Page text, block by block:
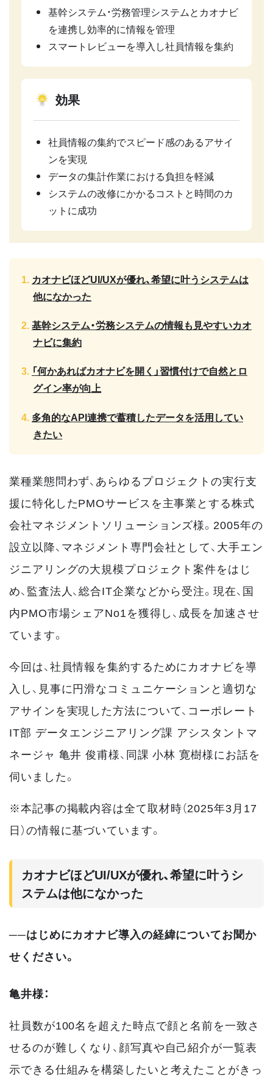
基幹システム・労務管理システムとカオナビ
を連携し効率的に情報を管理
スマートレビューを導入し社員情報を集約
効果
社員情報の集約でスピード感のあるアサイ
ンを実現
データの集計作業における負担を軽減
システムの改修にかかるコストと時間のカ
ットに成功
カオナビほどUI/UXが優れ、希望に叶うシステムは
他になかった
基幹システム・労務システムの情報も見やすいカオ
ナビに集約
「何かあればカオナビを開く」習慣付けで自然とロ
グイン率が向上
多角的なAPI連携で蓄積したデータを活用してい
きたい
業種業態問わず、あらゆるプロジェクトの実行支
援に特化したPMOサービスを主事業とする株式
会社マネジメントソリューションズ様。2005年の
設立以降、マネジメント専門会社として、大手エン
ジニアリングの大規模プロジェクト案件をはじ
め、監査法人、総合IT企業などから受注。現在、国
内PMO市場シェアNo1を獲得し、成長を加速させ
ています。
今回は、社員情報を集約するためにカオナビを導
入し、見事に円滑なコミュニケーションと適切な
アサインを実現した方法について、コーポレート
IT部 データエンジニアリング課 アシスタントマ
ネージャ 亀井 俊甫様、同課 小林 寛樹様にお話を
伺いました。
※本記事の掲載内容は全て取材時（2025年3月17
日）の情報に基づいています。
カオナビほどUI/UXが優れ、希望に叶うシ
ステムは他になかった
──はじめにカオナビ導入の経緯についてお聞か
せください。
亀井様：
社員数が100名を超えた時点で顔と名前を一致さ
せるのが難しくなり、顔写真や自己紹介が一覧表
示できる仕組みを構築したいと考えたことがきっ